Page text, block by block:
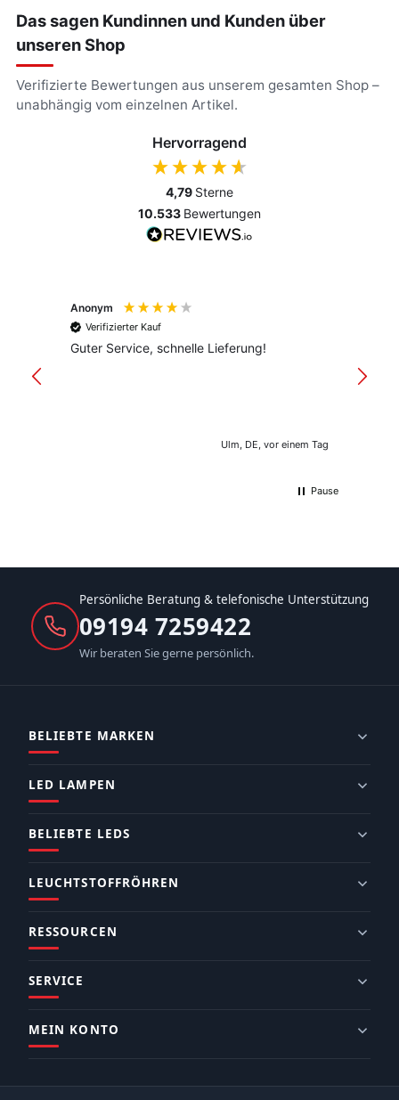
Das sagen Kundinnen und Kunden über
unseren Shop
Verifizierte Bewertungen aus unserem gesamten Shop –
unabhängig vom einzelnen Artikel.
Hervorragend
4,79 Sterne
10.533 Bewertungen
Anonym
Verifizierter Kauf
Guter Service, schnelle Lieferung!
Ulm, DE, vor einem Tag
Pause
Persönliche Beratung & telefonische Unterstützung
09194 7259422
Wir beraten Sie gerne persönlich.
BELIEBTE MARKEN
LED LAMPEN
BELIEBTE LEDS
LEUCHTSTOFFRÖHREN
RESSOURCEN
SERVICE
MEIN KONTO